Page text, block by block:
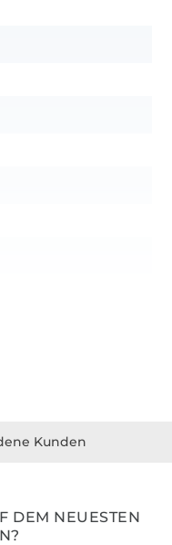
DEM NEUESTEN